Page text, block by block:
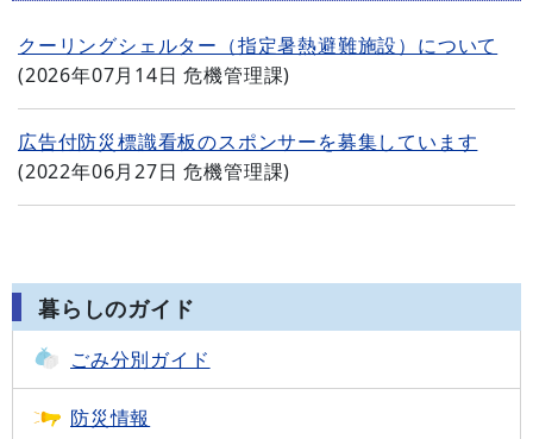
クーリングシェルター（指定暑熱避難施設）について
(2026年07月14日 危機管理課)
広告付防災標識看板のスポンサーを募集しています
(2022年06月27日 危機管理課)
暮らしのガイド
ごみ分別ガイド
防災情報